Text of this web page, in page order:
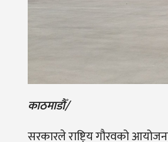
काठमाडौँ/
सरकारले राष्ट्रिय गौरवको